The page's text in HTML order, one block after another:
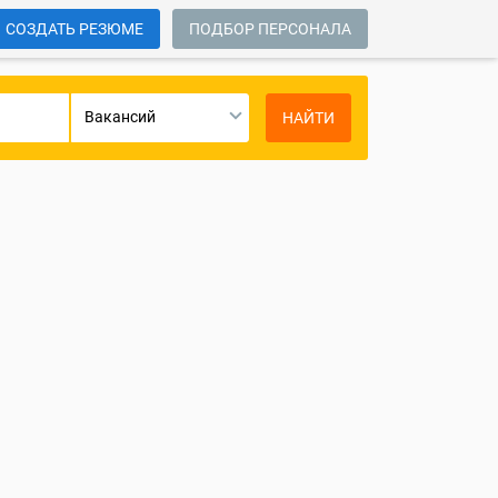
СОЗДАТЬ РЕЗЮМЕ ПОДБОР ПЕРСОНАЛА
Вакансий НАЙТИ